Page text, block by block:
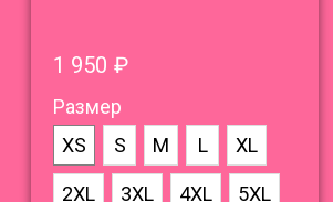
1 950 ₽
Размер
XS
S M L XL
2XL 3XL 4XL 5XL